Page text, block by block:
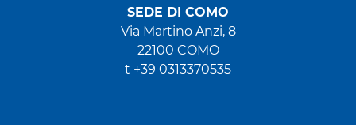
SEDE DI COMO
Via Martino Anzi, 8
22100 COMO
t +39 0313370535